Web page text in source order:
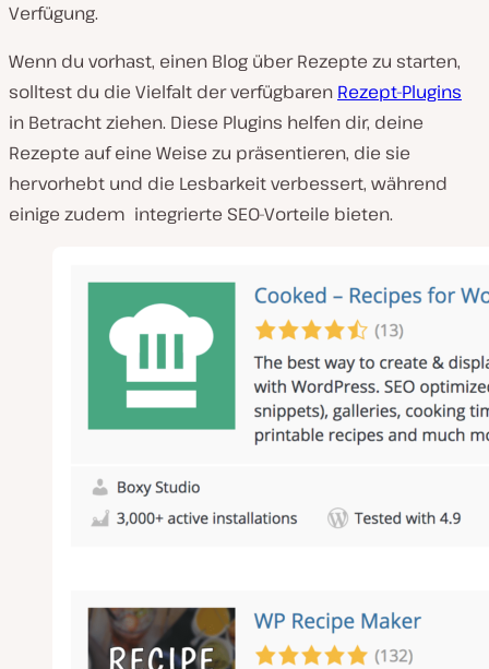
Verfügung.
Wenn du vorhast, einen Blog über Rezepte zu starten,
solltest du die Vielfalt der verfügbaren Rezept-Plugins
in Betracht ziehen. Diese Plugins helfen dir, deine
Rezepte auf eine Weise zu präsentieren, die sie
hervorhebt und die Lesbarkeit verbessert, während
einige zudem integrierte SEO-Vorteile bieten.